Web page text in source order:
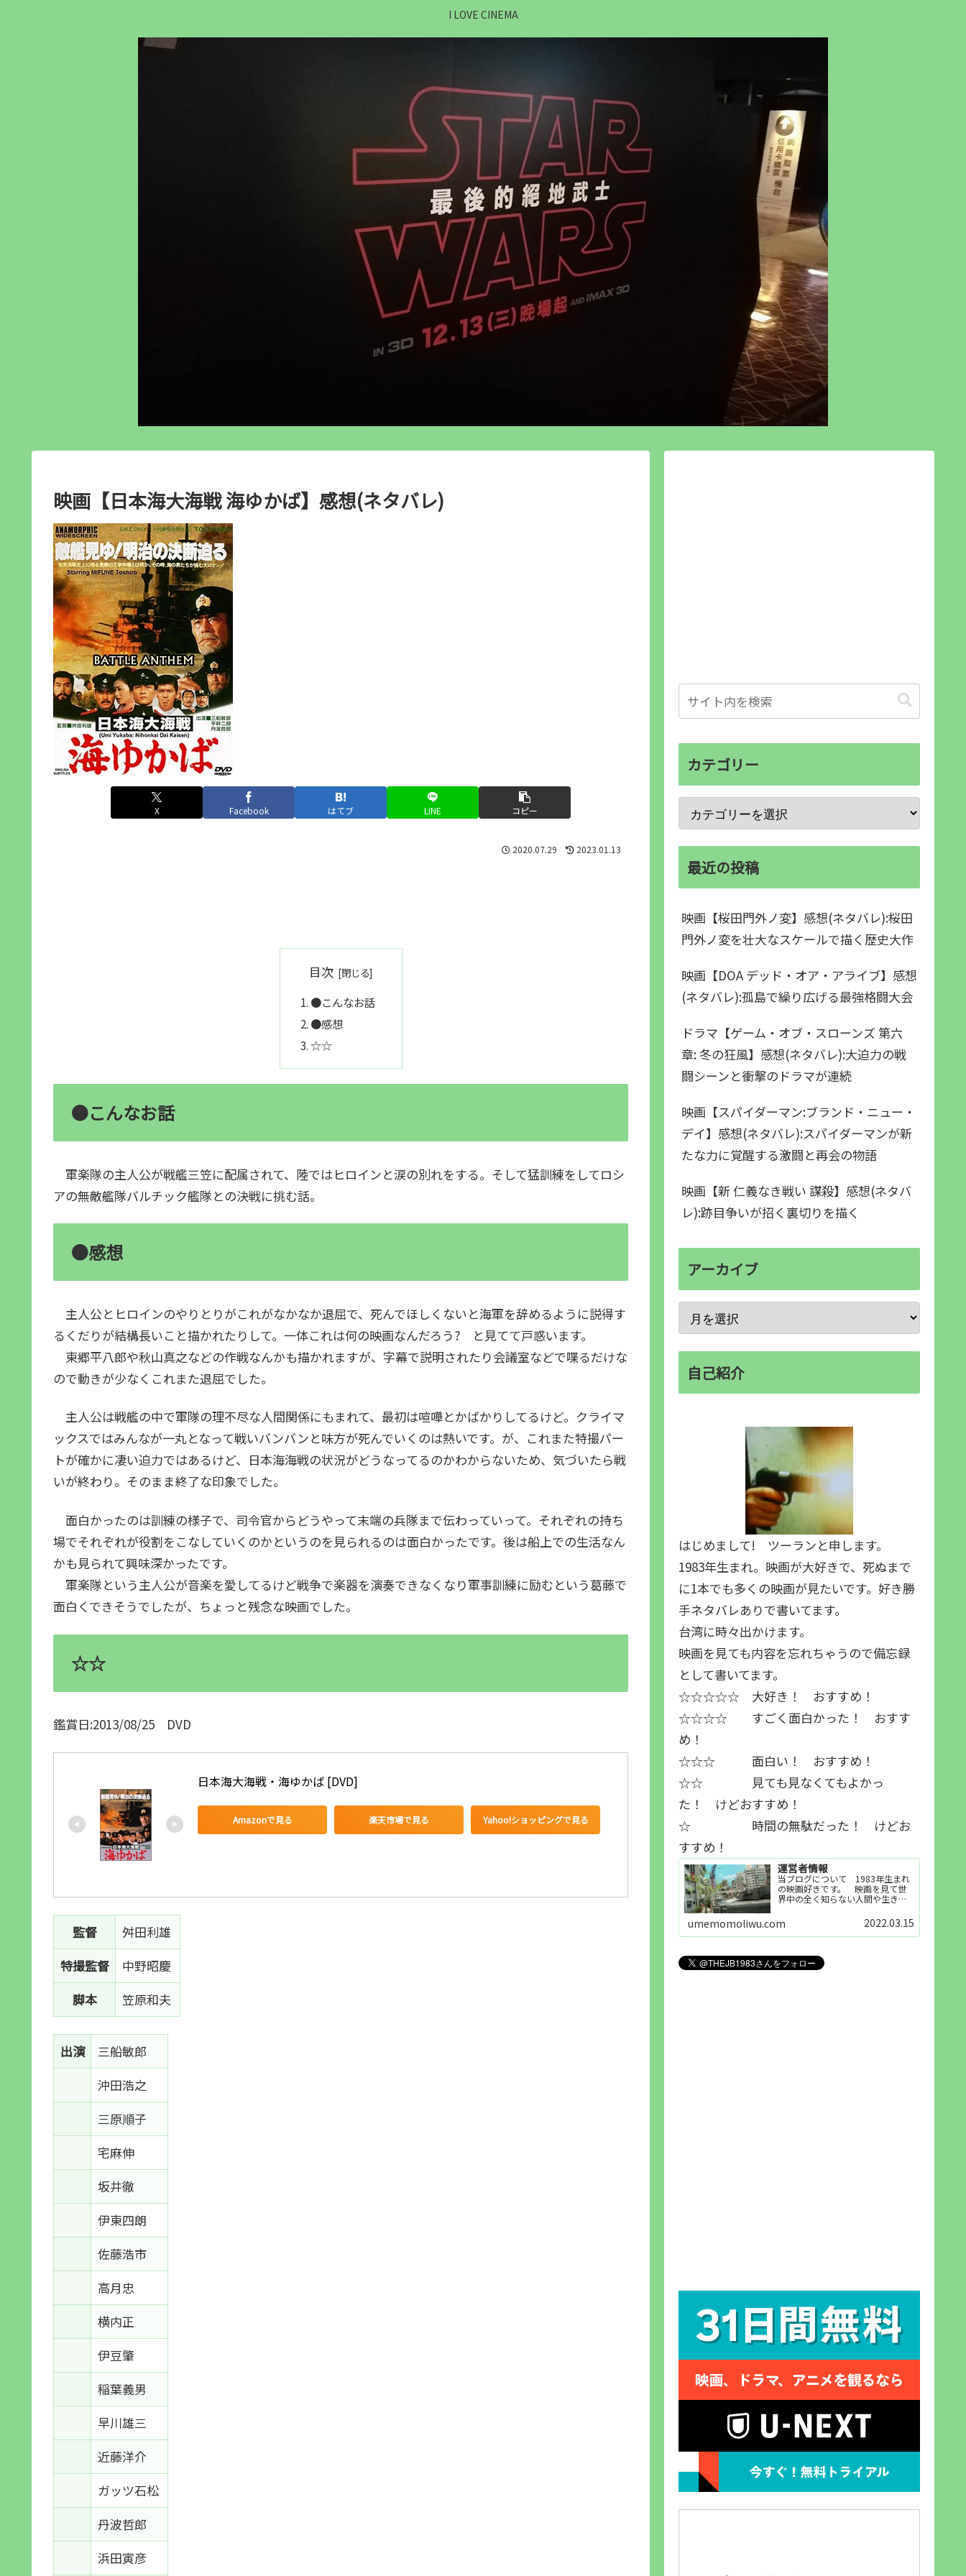
I LOVE CINEMA
映画【日本海大海戦 海ゆかば】感想(ネタバレ)
X Facebook はてブ LINE コピー
2020.07.29 2023.01.13
目次
●こんなお話
●感想
☆☆
●こんなお話
軍楽隊の主人公が戦艦三笠に配属されて、陸ではヒロインと涙の別れをする。そして猛訓練をしてロシ
アの無敵艦隊バルチック艦隊との決戦に挑む話。
●感想
主人公とヒロインのやりとりがこれがなかなか退屈で、死んでほしくないと海軍を辞めるように説得す
るくだりが結構長いこと描かれたりして。一体これは何の映画なんだろう? と見てて戸惑います。
東郷平八郎や秋山真之などの作戦なんかも描かれますが、字幕で説明されたり会議室などで喋るだけな
ので動きが少なくこれまた退屈でした。
主人公は戦艦の中で軍隊の理不尽な人間関係にもまれて、最初は喧嘩とかばかりしてるけど。クライマ
ックスではみんなが一丸となって戦いバンバンと味方が死んでいくのは熱いです。が、これまた特撮パー
トが確かに凄い迫力ではあるけど、日本海海戦の状況がどうなってるのかわからないため、気づいたら戦
いが終わり。そのまま終了な印象でした。
面白かったのは訓練の様子で、司令官からどうやって末端の兵隊まで伝わっていって。それぞれの持ち
場でそれぞれが役割をこなしていくのかというのを見られるのは面白かったです。後は船上での生活なん
かも見られて興味深かったです。
軍楽隊という主人公が音楽を愛してるけど戦争で楽器を演奏できなくなり軍事訓練に励むという葛藤で
面白くできそうでしたが、ちょっと残念な映画でした。
☆☆
鑑賞日:2013/08/25 DVD
日本海大海戦・海ゆかば [DVD]
Amazonで見る 楽天市場で見る Yahoo!ショッピングで見る
監督
舛田利雄
特撮監督
中野昭慶
脚本
笠原和夫
出演
三船敏郎
沖田浩之
三原順子
宅麻伸
坂井徹
伊東四朗
佐藤浩市
高月忠
横内正
伊豆肇
稲葉義男
早川雄三
近藤洋介
ガッツ石松
丹波哲郎
浜田寅彦
カテゴリー
最近の投稿
映画【桜田門外ノ変】感想(ネタバレ):桜田
門外ノ変を壮大なスケールで描く歴史大作
映画【DOA デッド・オア・アライブ】感想
(ネタバレ):孤島で繰り広げる最強格闘大会
ドラマ【ゲーム・オブ・スローンズ 第六
章: 冬の狂風】感想(ネタバレ):大迫力の戦
闘シーンと衝撃のドラマが連続
映画【スパイダーマン:ブランド・ニュー・
デイ】感想(ネタバレ):スパイダーマンが新
たな力に覚醒する激闘と再会の物語
映画【新 仁義なき戦い 謀殺】感想(ネタバ
レ):跡目争いが招く裏切りを描く
アーカイブ
自己紹介
はじめまして! ツーランと申します。
1983年生まれ。映画が大好きで、死ぬまで
に1本でも多くの映画が見たいです。好き勝
手ネタバレありで書いてます。
台湾に時々出かけます。
映画を見ても内容を忘れちゃうので備忘録
として書いてます。
☆☆☆☆☆ 大好き！ おすすめ！
☆☆☆☆ すごく面白かった！ おすす
め！
☆☆☆ 面白い！ おすすめ！
☆☆ 見ても見なくてもよかっ
た！ けどおすすめ！
☆ 時間の無駄だった！ けどお
すすめ！
運営者情報
当ブログについて 1983年生まれ
の映画好きです。 映画を見て世
界中の全く知らない人間や生き物
世界知らない世界に触れることが
好きで映画を見てます。「映画を
見られれば幸福度を高い」とわか
umemomoliwu.com 2022.03.15